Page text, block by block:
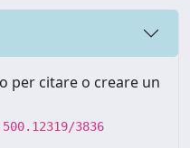
per citare o creare un
3836